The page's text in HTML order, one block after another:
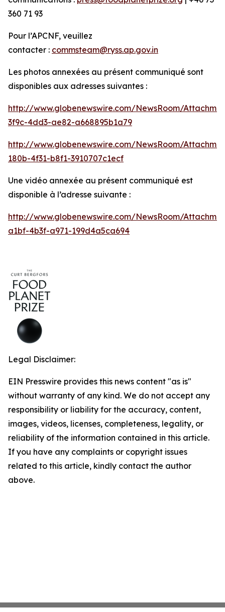
360 71 93
Pour l’APCNF, veuillez
contacter : commsteam@ryss.ap.gov.in
Les photos annexées au présent communiqué sont
disponibles aux adresses suivantes :
http://www.globenewswire.com/NewsRoom/
3f9c-4dd3-ae82-a668895b1a79
http://www.globenewswire.com/NewsRoom/
180b-4f31-b8f1-3910707c1ecf
Une vidéo annexée au présent communiqué est
disponible à l’adresse suivante :
http://www.globenewswire.com/NewsRoom/
a1bf-4b3f-a971-199d4a5ca694
Legal Disclaimer:
EIN Presswire provides this news content "as is"
without warranty of any kind. We do not accept any
responsibility or liability for the accuracy, content,
images, videos, licenses, completeness, legality, or
reliability of the information contained in this article.
If you have any complaints or copyright issues
related to this article, kindly contact the author
above.